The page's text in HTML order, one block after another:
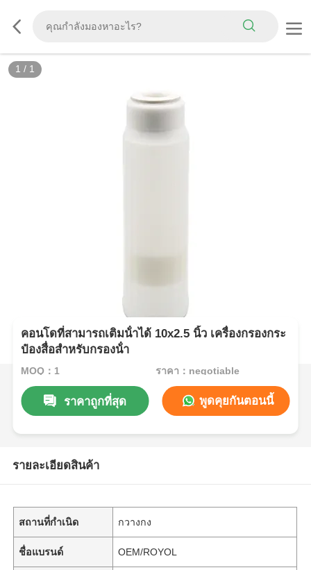
1 / 1
คอนโดที่สามารถเติมน้ําได้ 10x2.5 นิ้ว เครื่องกรองกระ
ป๋องสื่อสําหรับกรองน้ํา
MOQ：1 ราคา：negotiable
ราคาถูกที่สุด พูดคุยกันตอนนี้
รายละเอียดสินค้า
สถานที่กำเนิด กวางกง
ชื่อแบรนด์ OEM/ROYOL